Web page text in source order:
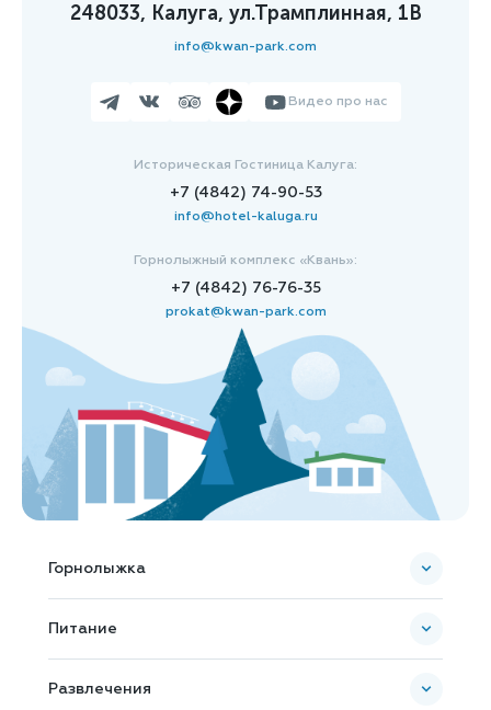
248033, Калуга, ул.Трамплинная, 1В
info@kwan-park.com
Видео про нас
Историческая Гостиница Калуга:
+7 (4842) 74-90-53
info@hotel-kaluga.ru
Горнолыжный комплекс «Квань»:
+7 (4842) 76-76-35
prokat@kwan-park.com
Горнолыжка
Питание
Развлечения